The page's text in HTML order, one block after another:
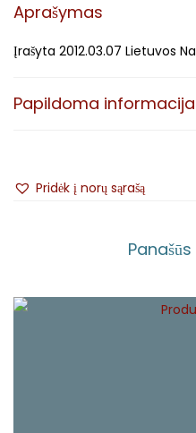
Aprašymas
Įrašyta 2012.03.07 Lietuvos
Papildoma informacija
Pridėk į norų sąrašą